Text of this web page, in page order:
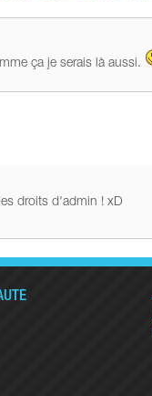
ça je serais là aussi.
droits d'admin ! xD